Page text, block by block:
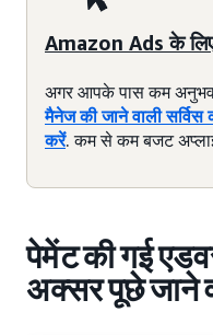
Amazon Ads के
अगर आपके पास कम
मैनेज की जाने वाली
करें. कम से कम बजट
पेमेंट की गई
अक्सर पूछे जाने